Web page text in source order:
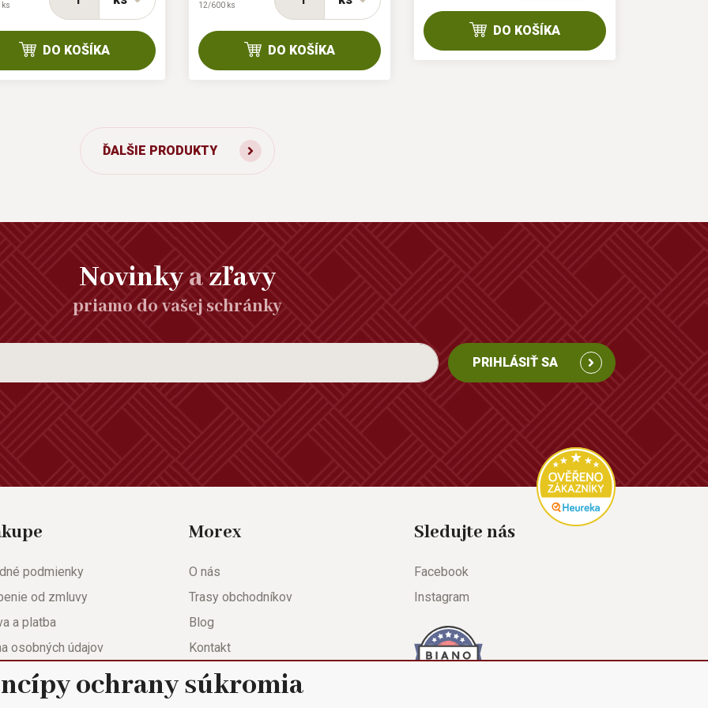
ks
DO KOŠÍKA
12/600 ks
DO KOŠÍKA
DO KOŠÍKA
ĎALŠIE PRODUKTY
Novinkyazľavy
priamo do vašej schránky
PRIHLÁSIŤ SA
podmienky
od zmluvy
a platba
osobných údajov
list
Morex
O nás
Trasy obchodníkov
Blog
Kontakt
Nastavenie súkromia
Sledujte nás
Facebook
Instagram
ochrany súkromia